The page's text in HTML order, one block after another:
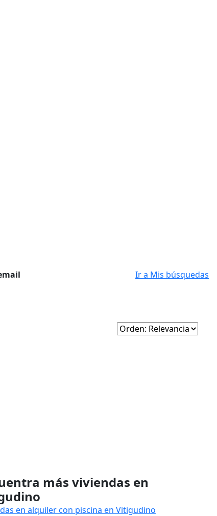
Ir a Mis búsquedas
más viviendas en
en alquiler con piscina en Vitigudino